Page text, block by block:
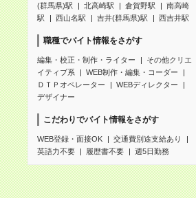
(群馬県)駅
北高崎駅 倉賀野駅
南高崎
駅
西山名駅 吉井(群馬県)駅 西吉井駅
職種でバイト情報をさがす
編集・校正・制作・ライター
その他クリエ
イティブ系
WEB制作・編集・コーダー
ＤＴＰオペレーター
WEBディレクター
デザイナー
こだわりでバイト情報をさがす
WEB登録・面接OK
交通費別途支給あり
英語力不要
履歴書不要 週5日勤務